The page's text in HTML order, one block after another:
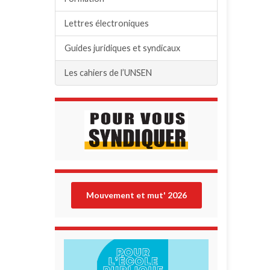
Lettres électroniques
Guides juridiques et syndicaux
Les cahiers de l’UNSEN
Mouvement et mut' 2026